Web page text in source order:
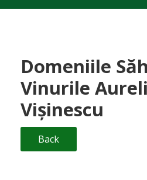
Domeniile
Vinurile
Vișinescu
Back